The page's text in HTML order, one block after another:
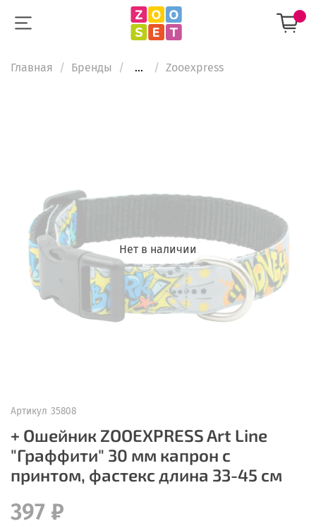
Главная Бренды ... Zooexpress
Нет в наличии
Артикул 35808
+ Ошейник ZOOEXPRESS Art Line
"Граффити" 30 мм капрон c
принтом, фастекс длина 33-45 см
397 ₽